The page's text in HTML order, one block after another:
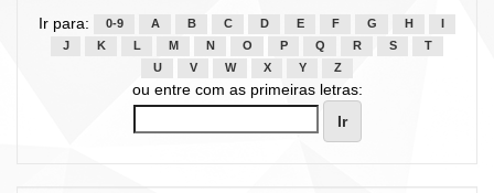
Ir para: 0-9 A B C D E F G H
J
K L M N O P Q R S
T
U
V W X Y Z
ou entre com as primeiras letras: